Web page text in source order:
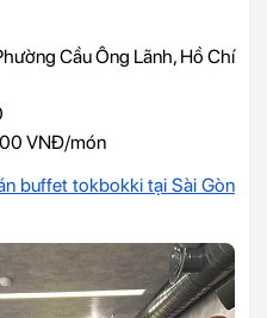
Cầu Ông Lãnh, Hồ Chí
VNĐ/món
buffet tokbokki tại Sài Gòn